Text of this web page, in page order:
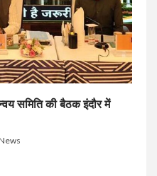
समिति की बैठक इंदौर में